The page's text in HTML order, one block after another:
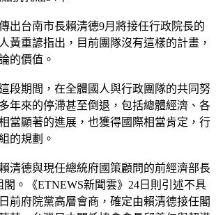
出台南市長賴清德9月將接任行政院長的
黃重諺指出，目前團隊沒有這樣的計畫，
的價值。
段期間，在全體國人與行政團隊的共同努
年來的停滯甚至倒退，包括總體經濟、各
當顯著的進展，也獲得國際相當肯定，行
的規劃。
清德與現任總統府國策顧問的前經濟部長
。《ETNEWS新聞雲》24日則引述不具
前府院黨高層會商，確定由賴清德接任閣